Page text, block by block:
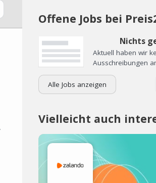
Offene Jobs bei
Nichts
Aktuell haben wir
Ausschreibungen
Alle Jobs anzeigen
Vielleicht auch